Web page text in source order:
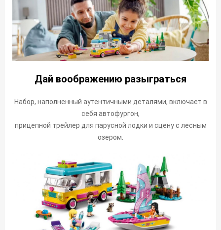
Дай воображению разыграться
Набор, наполненный аутентичными деталями, включает в
себя автофургон,
прицепной трейлер для парусной лодки и сцену с лесным
озером.